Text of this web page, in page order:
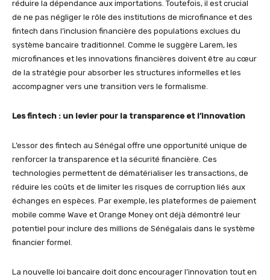
réduire la dépendance aux importations. Toutefois, il est crucial
de ne pas négliger le rôle des institutions de microfinance et des
fintech dans l’inclusion financière des populations exclues du
système bancaire traditionnel. Comme le suggère Larem, les
microfinances et les innovations financières doivent être au cœur
de la stratégie pour absorber les structures informelles et les
accompagner vers une transition vers le formalisme.
Les fintech : un levier pour la transparence et l’innovation
L’essor des fintech au Sénégal offre une opportunité unique de
renforcer la transparence et la sécurité financière. Ces
technologies permettent de dématérialiser les transactions, de
réduire les coûts et de limiter les risques de corruption liés aux
échanges en espèces. Par exemple, les plateformes de paiement
mobile comme Wave et Orange Money ont déjà démontré leur
potentiel pour inclure des millions de Sénégalais dans le système
financier formel.
La nouvelle loi bancaire doit donc encourager l’innovation tout en